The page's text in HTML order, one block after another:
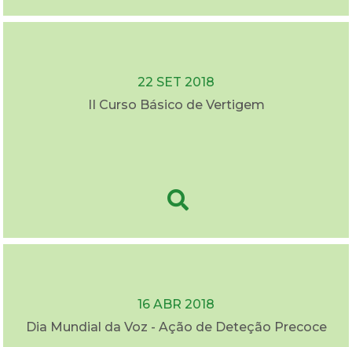
22 SET 2018
II Curso Básico de Vertigem
16 ABR 2018
Dia Mundial da Voz - Ação de Deteção Precoce